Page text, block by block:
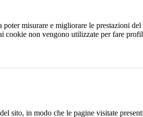
misurare e migliorare le prestazioni
cookie non vengono utilizzate per fare
sito, in modo che le pagine visitate